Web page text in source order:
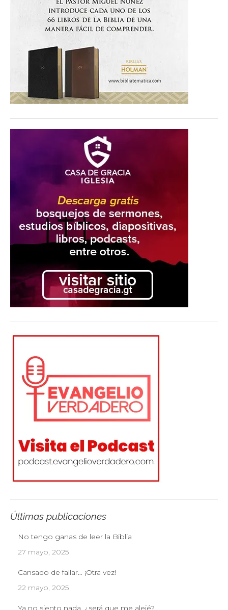
Últimas publicaciones
No tengo ganas de leer la Biblia
27 mayo, 2025
Cansado de fallar… ¡Otra vez!
22 mayo, 2025
Ya no siento nada, ¿será que me alejé?